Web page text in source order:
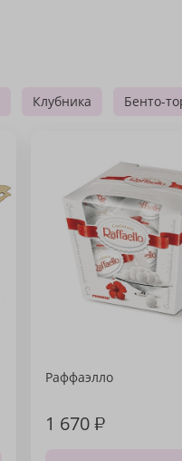
Клубника Бенто-
Раффаэлло
1 670₽